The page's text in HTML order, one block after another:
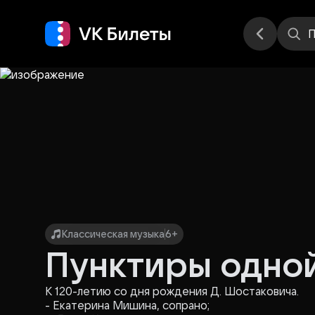
Классическая музыка6+
Пунктиры
К 120-летию со дня рождения Д. Шостаковича.
- Екатерина Мишина, сопрано;